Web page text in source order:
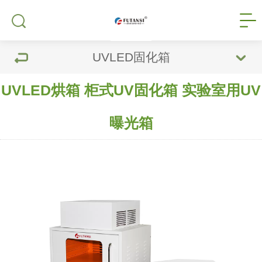
UVLED固化箱
UVLED烘箱 柜式UV固化箱 实验室用UV
曝光箱